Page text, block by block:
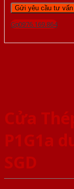
Gọi 0976.169.864
Cửa
P1G1a
SGD